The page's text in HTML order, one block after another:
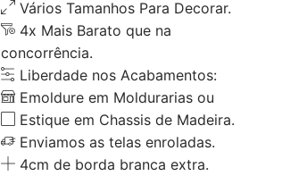
Vários Tamanhos Para Decorar.
4x Mais Barato que na
concorrência.
Liberdade nos Acabamentos:
Emoldure em Moldurarias ou
Estique em Chassis de Madeira.
Enviamos as telas enroladas.
4cm de borda branca extra.